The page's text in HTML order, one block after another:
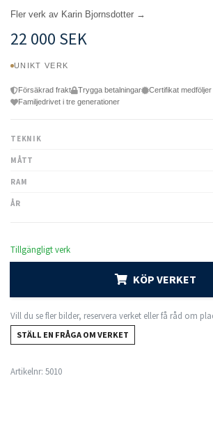
Fler verk av Karin Bjornsdotter →
22 000 SEK
UNIKT VERK
Försäkrad frakt Trygga betalningar
Certifikat
Familjedrivet i tre generationer
TEKNIK
MÅTT
RAM
ÅR
Tillgängligt verk
KÖP VERKET
Vill du se fler bilder, reservera verket eller få råd om
STÄLL EN FRÅGA OM VERKET
Artikelnr: 5010